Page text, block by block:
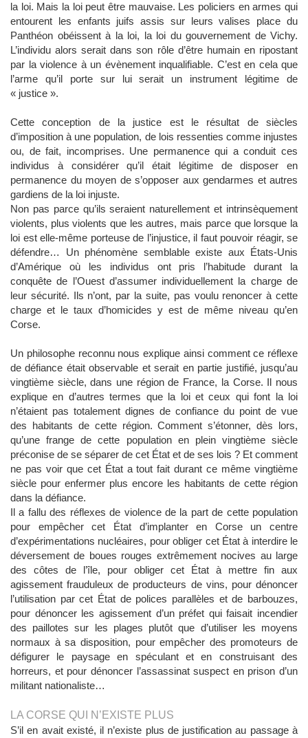
la loi. Mais la loi peut être mauvaise. Les policiers en armes qui
entourent les enfants juifs assis sur leurs valises place du
Panthéon obéissent à la loi, la loi du gouvernement de Vichy.
L’individu alors serait dans son rôle d’être humain en ripostant
par la violence à un évènement inqualifiable. C’est en cela que
l’arme qu’il porte sur lui serait un instrument légitime de
« justice ».
Cette conception de la justice est le résultat de siècles
d’imposition à une population, de lois ressenties comme injustes
ou, de fait, incomprises. Une permanence qui a conduit ces
individus à considérer qu’il était légitime de disposer en
permanence du moyen de s’opposer aux gendarmes et autres
gardiens de la loi injuste.
Non pas parce qu’ils seraient naturellement et intrinsèquement
violents, plus violents que les autres, mais parce que lorsque la
loi est elle-même porteuse de l’injustice, il faut pouvoir réagir, se
défendre… Un phénomène semblable existe aux États-Unis
d’Amérique où les individus ont pris l’habitude durant la
conquête de l’Ouest d’assumer individuellement la charge de
leur sécurité. Ils n’ont, par la suite, pas voulu renoncer à cette
charge et le taux d’homicides y est de même niveau qu’en
Corse.
Un philosophe reconnu nous explique ainsi comment ce réflexe
de défiance était observable et serait en partie justifié, jusqu’au
vingtième siècle, dans une région de France, la Corse. Il nous
explique en d’autres termes que la loi et ceux qui font la loi
n’étaient pas totalement dignes de confiance du point de vue
des habitants de cette région. Comment s’étonner, dès lors,
qu’une frange de cette population en plein vingtième siècle
préconise de se séparer de cet État et de ses lois ? Et comment
ne pas voir que cet État a tout fait durant ce même vingtième
siècle pour enfermer plus encore les habitants de cette région
dans la défiance.
Il a fallu des réflexes de violence de la part de cette population
pour empêcher cet État d’implanter en Corse un centre
d’expérimentations nucléaires, pour obliger cet État à interdire le
déversement de boues rouges extrêmement nocives au large
des côtes de l’île, pour obliger cet État à mettre fin aux
agissement frauduleux de producteurs de vins, pour dénoncer
l’utilisation par cet État de polices parallèles et de barbouzes,
pour dénoncer les agissement d’un préfet qui faisait incendier
des paillotes sur les plages plutôt que d’utiliser les moyens
normaux à sa disposition, pour empêcher des promoteurs de
défigurer le paysage en spéculant et en construisant des
horreurs, et pour dénoncer l’assassinat suspect en prison d’un
militant nationaliste…
LA CORSE QUI N’EXISTE PLUS
S’il en avait existé, il n’existe plus de justification au passage à